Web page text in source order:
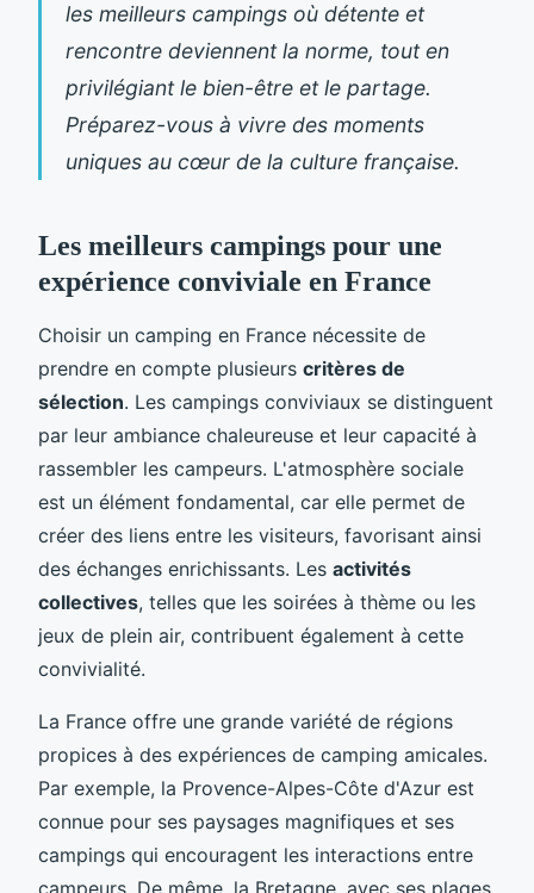
les meilleurs campings où détente et
rencontre deviennent la norme, tout en
privilégiant le bien-être et le partage.
Préparez-vous à vivre des moments
uniques au cœur de la culture française.
Les meilleurs campings pour une
expérience conviviale en France
Choisir un camping en France nécessite de
prendre en compte plusieurs critères de
sélection. Les campings conviviaux se distinguent
par leur ambiance chaleureuse et leur capacité à
rassembler les campeurs. L'atmosphère sociale
est un élément fondamental, car elle permet de
créer des liens entre les visiteurs, favorisant ainsi
des échanges enrichissants. Les activités
collectives, telles que les soirées à thème ou les
jeux de plein air, contribuent également à cette
convivialité.
La France offre une grande variété de régions
propices à des expériences de camping amicales.
Par exemple, la Provence-Alpes-Côte d'Azur est
connue pour ses paysages magnifiques et ses
campings qui encouragent les interactions entre
campeurs. De même, la Bretagne, avec ses plages